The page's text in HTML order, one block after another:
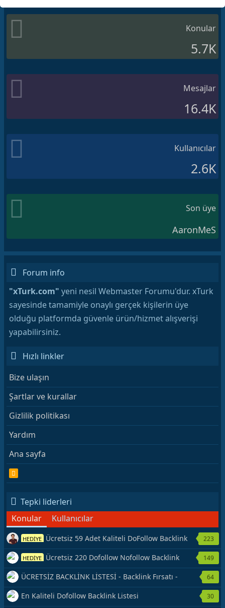
Konular
5.7K
Mesajlar
16.4K
Kullanıcılar
2.6K
Son üye
AaronMeS
Forum info
"xTurk.com" yeni nesil Webmaster Forumu'dur. xTurk
sayesinde tamamiyle onaylı gerçek kişilerin üye
olduğu platformda güvenle ürün/hizmet alışverişi
yapabilirsiniz.
Hızlı linkler
Bize ulaşın
Şartlar ve kurallar
Gizlilik politikası
Yardım
Ana sayfa
S
Tepki liderleri
Konular
Kullanıcılar
HEDİYE Ücretsiz 59 Adet Kaliteli DoFollow Backlink
Kaynağı Veriyorum.
223
HEDİYE Ücretsiz 220 Dofollow Nofollow Backlink
Veriyorum
149
ÜCRETSİZ BACKLİNK LİSTESİ - Backlink Fırsatı -
Hemen Yetiş!
64
En Kaliteli Dofollow Backlink Listesi 30